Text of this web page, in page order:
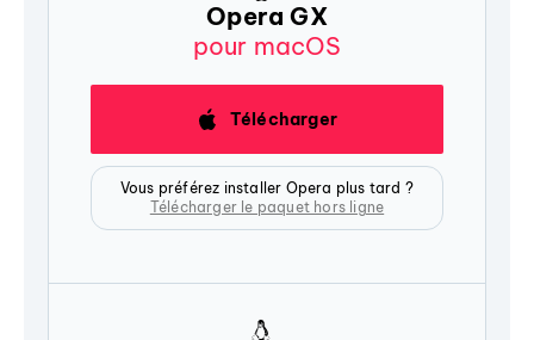
Opera GX
pour macOS
Télécharger
Vous préférez installer Opera plus tard ?
Télécharger le paquet hors ligne